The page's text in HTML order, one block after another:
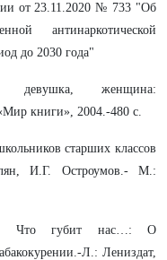
от 23.11.2020 № 733 "Об
антинаркотической
до 2030 года"
женщина:
книги», 2004.-480 с.
старших классов
И.Г. Остроумов.- М.:
Что губит нас…: О
Л.: Лениздат,